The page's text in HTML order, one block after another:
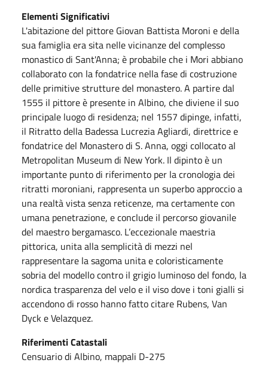
Elementi Significativi
L'abitazione del pittore Giovan Battista Moroni e della
sua famiglia era sita nelle vicinanze del complesso
monastico di Sant'Anna; è probabile che i Mori abbiano
collaborato con la fondatrice nella fase di costruzione
delle primitive strutture del monastero. A partire dal
1555 il pittore è presente in Albino, che diviene il suo
principale luogo di residenza; nel 1557 dipinge, infatti,
il Ritratto della Badessa Lucrezia Agliardi, direttrice e
fondatrice del Monastero di S. Anna, oggi collocato al
Metropolitan Museum di New York. Il dipinto è un
importante punto di riferimento per la cronologia dei
ritratti moroniani, rappresenta un superbo approccio a
una realtà vista senza reticenze, ma certamente con
umana penetrazione, e conclude il percorso giovanile
del maestro bergamasco. L’eccezionale maestria
pittorica, unita alla semplicità di mezzi nel
rappresentare la sagoma unita e coloristicamente
sobria del modello contro il grigio luminoso del fondo, la
nordica trasparenza del velo e il viso dove i toni gialli si
accendono di rosso hanno fatto citare Rubens, Van
Dyck e Velazquez.
Riferimenti Catastali
Censuario di Albino, mappali D-275